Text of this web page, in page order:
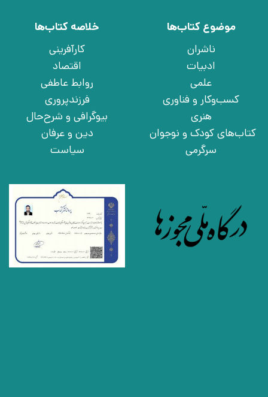
موضوع کتاب‌ها
ناشران
ادبیات
علمی
کسب‌وکار و فناوری
هنری
کتاب‌های کودک و نوجوان
سرگرمی
خلاصه کتاب‌ها
کارآفرینی
اقتصاد
روابط عاطفی
فرزندپروری
بیوگرافی و شرح‌حال
دین و عرفان
سیاست